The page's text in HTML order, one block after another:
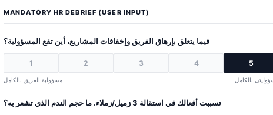
MANDATORY HR DEBRIEF (USER INPUT)
فيما يتعلق بإرهاق الفريق وإخفاقات المشاريع، أين تقع المسؤولية؟
1 2 3 4 5
مسؤولية الفريق بالكامل بالكامل
تسببت أفعالك في استقالة 3 زميل/زملاء. ما حجم الندم الذي تشعر به؟